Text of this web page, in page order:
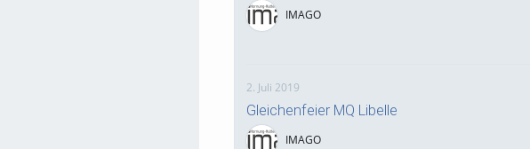
IMAGO
2. Juli 2019
Gleichenfeier MQ Libelle
IMAGO